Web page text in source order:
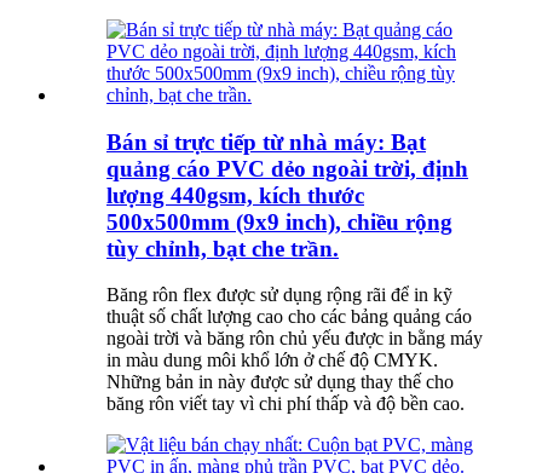
Bán sỉ trực tiếp từ nhà máy: Bạt
quảng cáo PVC dẻo ngoài trời, định
lượng 440gsm, kích thước
500x500mm (9x9 inch), chiều rộng
tùy chỉnh, bạt che trần.
Băng rôn flex được sử dụng rộng rãi để in kỹ
thuật số chất lượng cao cho các bảng quảng cáo
ngoài trời và băng rôn chủ yếu được in bằng máy
in màu dung môi khổ lớn ở chế độ CMYK.
Những bản in này được sử dụng thay thế cho
băng rôn viết tay vì chi phí thấp và độ bền cao.